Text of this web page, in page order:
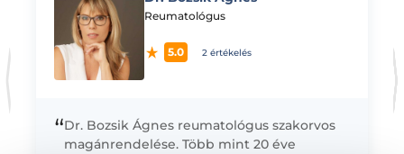
Reumatológus
5.0 2 értékelés
“Dr. Bozsik Ágnes reumatológus szakorvos
magánrendelése. Több mint 20 éve